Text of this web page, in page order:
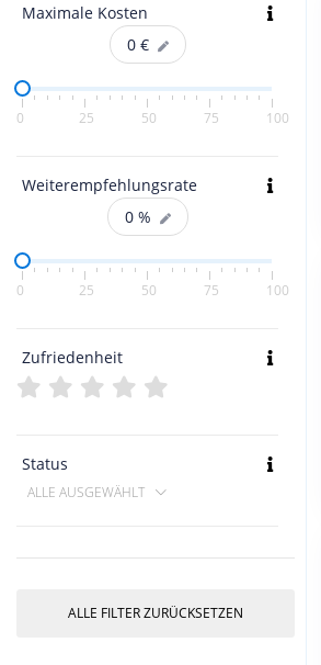
Maximale Kosten
0 €
0 25 50 75 100
Weiterempfehlungsrate
0 %
0 25 50 75 100
Zufriedenheit
Status
ALLE AUSGEWÄHLT
ALLE FILTER ZURÜCKSETZEN